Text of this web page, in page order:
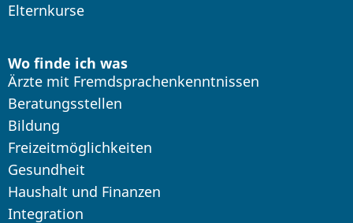
Elternkurse
Wo finde ich was
Ärzte mit Fremdsprachenkenntnissen
Beratungsstellen
Bildung
Freizeitmöglichkeiten
Gesundheit
Haushalt und Finanzen
Integration